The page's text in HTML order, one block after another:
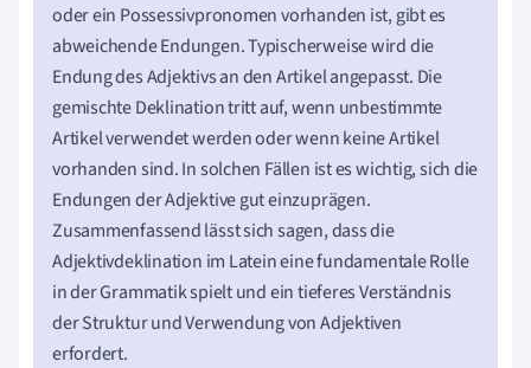
oder ein Possessivpronomen vorhanden ist, gibt es
abweichende Endungen. Typischerweise wird die
Endung des Adjektivs an den Artikel angepasst. Die
gemischte Deklination tritt auf, wenn unbestimmte
Artikel verwendet werden oder wenn keine Artikel
vorhanden sind. In solchen Fällen ist es wichtig, sich die
Endungen der Adjektive gut einzuprägen.
Zusammenfassend lässt sich sagen, dass die
Adjektivdeklination im Latein eine fundamentale Rolle
in der Grammatik spielt und ein tieferes Verständnis
der Struktur und Verwendung von Adjektiven
erfordert.